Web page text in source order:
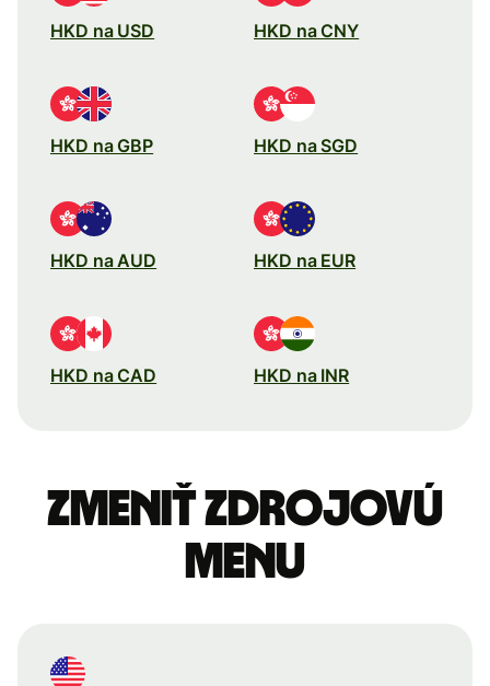
HKD na USD HKD na CNY
HKD na GBP HKD na SGD
HKD na AUD HKD na EUR
HKD na CAD HKD na INR
Zmeniť zdrojovú
menu